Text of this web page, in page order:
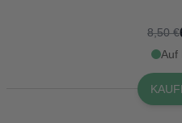
8,50 €
Auf